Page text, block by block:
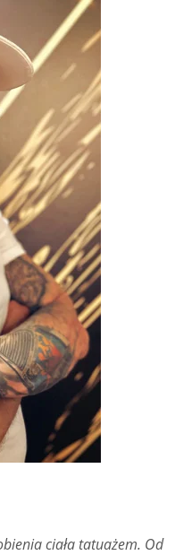
ciała tatuażem. Od